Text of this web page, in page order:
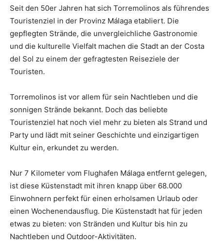
Seit den 50er Jahren hat sich Torremolinos als führendes
Touristenziel in der Provinz Málaga etabliert. Die
gepflegten Strände, die unvergleichliche Gastronomie
und die kulturelle Vielfalt machen die Stadt an der Costa
del Sol zu einem der gefragtesten Reiseziele der
Touristen.
Torremolinos ist vor allem für sein Nachtleben und die
sonnigen Strände bekannt. Doch das beliebte
Touristenziel hat noch viel mehr zu bieten als Strand und
Party und lädt mit seiner Geschichte und einzigartigen
Kultur ein, erkundet zu werden.
Nur 7 Kilometer vom Flughafen Málaga entfernt gelegen,
ist diese Küstenstadt mit ihren knapp über 68.000
Einwohnern perfekt für einen erholsamen Urlaub oder
einen Wochenendausflug. Die Küstenstadt hat für jeden
etwas zu bieten: von Stränden und Kultur bis hin zu
Nachtleben und Outdoor-Aktivitäten.